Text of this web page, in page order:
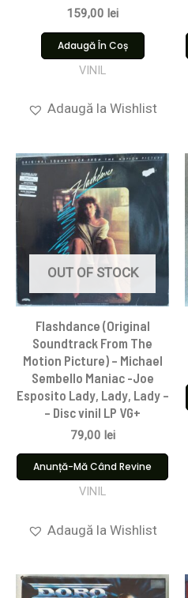
159,00 lei
Adaugă În Coș
VINIL
Adaugă la Wishlist
OUT OF STOCK
Flashdance (Original
Soundtrack From The
Motion Picture) – Michael
Sembello Maniac -Joe
Esposito Lady, Lady, Lady –
– Disc vinil LP VG+
79,00 lei
Anunță-Mă Când Revine
VINIL
Adaugă la Wishlist